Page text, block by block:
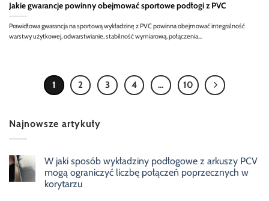
Jakie gwarancje powinny obejmować sportowe podłogi z PVC
Prawidłowa gwarancja na sportową wykładzinę z PVC powinna obejmować integralność
warstwy użytkowej, odwarstwianie, stabilność wymiarową, połączenia...
1 2 3 4 ... 10
Najnowsze artykuły
W jaki sposób wykładziny podłogowe z arkuszy PCV
mogą ograniczyć liczbę połączeń poprzecznych w
korytarzu